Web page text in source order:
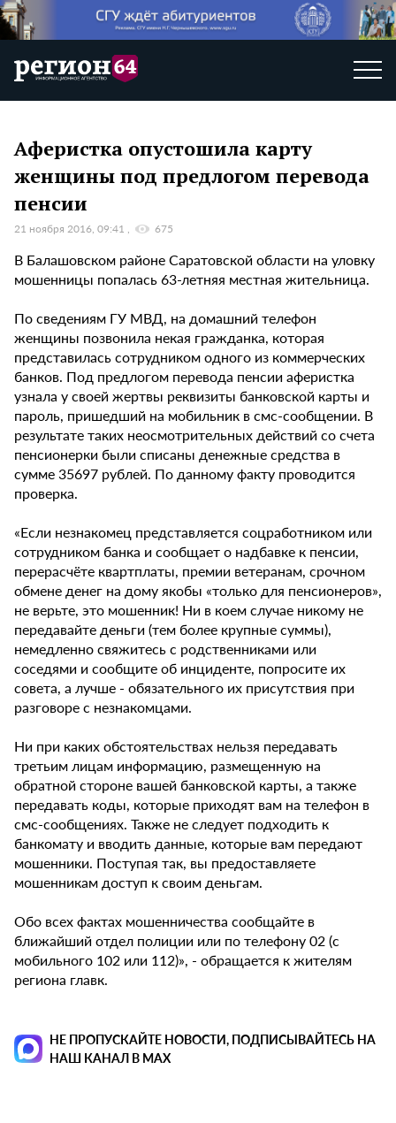
Аферистка опустошила карту
женщины под предлогом перевода
пенсии
21 ноября 2016, 09:41 675
В Балашовском районе Саратовской области на уловку
мошенницы попалась 63-летняя местная жительница.
По сведениям ГУ МВД, на домашний телефон
женщины позвонила некая гражданка, которая
представилась сотрудником одного из коммерческих
банков. Под предлогом перевода пенсии аферистка
узнала у своей жертвы реквизиты банковской карты и
пароль, пришедший на мобильник в смс-сообщении. В
результате таких неосмотрительных действий со счета
пенсионерки были списаны денежные средства в
сумме 35697 рублей. По данному факту проводится
проверка.
«Если незнакомец представляется соцработником или
сотрудником банка и сообщает о надбавке к пенсии,
перерасчёте квартплаты, премии ветеранам, срочном
обмене денег на дому якобы «только для пенсионеров»,
не верьте, это мошенник! Ни в коем случае никому не
передавайте деньги (тем более крупные суммы),
немедленно свяжитесь с родственниками или
соседями и сообщите об инциденте, попросите их
совета, а лучше - обязательного их присутствия при
разговоре с незнакомцами.
Ни при каких обстоятельствах нельзя передавать
третьим лицам информацию, размещенную на
обратной стороне вашей банковской карты, а также
передавать коды, которые приходят вам на телефон в
смс-сообщениях. Также не следует подходить к
банкомату и вводить данные, которые вам передают
мошенники. Поступая так, вы предоставляете
мошенникам доступ к своим деньгам.
Обо всех фактах мошенничества сообщайте в
ближайший отдел полиции или по телефону 02 (с
мобильного 102 или 112)», - обращается к жителям
региона главк.
НЕ ПРОПУСКАЙТЕ НОВОСТИ, ПОДПИСЫВАЙТЕСЬ НА
НАШ КАНАЛ В MAX